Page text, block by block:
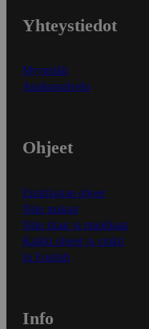
Yhteystiedot
Myymälät
Asiakaspalvelu
Ohjeet
Ensitilaajan ohjeet
Näin maksat
Näin tilaat ja muokkaat
Kaikki ohjeet ja vinkit
In English
Info